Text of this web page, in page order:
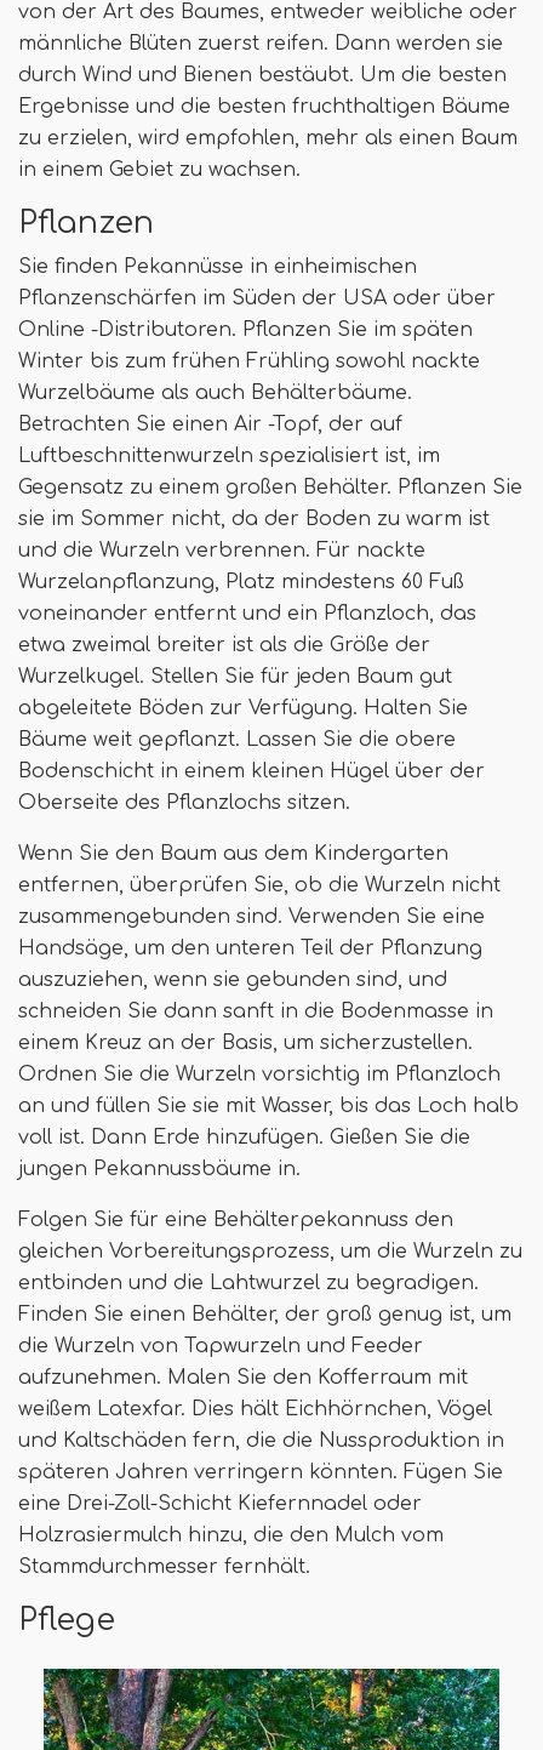
von der Art des Baumes, entweder weibliche oder
männliche Blüten zuerst reifen. Dann werden sie
durch Wind und Bienen bestäubt. Um die besten
Ergebnisse und die besten fruchthaltigen Bäume
zu erzielen, wird empfohlen, mehr als einen Baum
in einem Gebiet zu wachsen.
Pflanzen
Sie finden Pekannüsse in einheimischen
Pflanzenschärfen im Süden der USA oder über
Online -Distributoren. Pflanzen Sie im späten
Winter bis zum frühen Frühling sowohl nackte
Wurzelbäume als auch Behälterbäume.
Betrachten Sie einen Air -Topf, der auf
Luftbeschnittenwurzeln spezialisiert ist, im
Gegensatz zu einem großen Behälter. Pflanzen Sie
sie im Sommer nicht, da der Boden zu warm ist
und die Wurzeln verbrennen. Für nackte
Wurzelanpflanzung, Platz mindestens 60 Fuß
voneinander entfernt und ein Pflanzloch, das
etwa zweimal breiter ist als die Größe der
Wurzelkugel. Stellen Sie für jeden Baum gut
abgeleitete Böden zur Verfügung. Halten Sie
Bäume weit gepflanzt. Lassen Sie die obere
Bodenschicht in einem kleinen Hügel über der
Oberseite des Pflanzlochs sitzen.
Wenn Sie den Baum aus dem Kindergarten
entfernen, überprüfen Sie, ob die Wurzeln nicht
zusammengebunden sind. Verwenden Sie eine
Handsäge, um den unteren Teil der Pflanzung
auszuziehen, wenn sie gebunden sind, und
schneiden Sie dann sanft in die Bodenmasse in
einem Kreuz an der Basis, um sicherzustellen.
Ordnen Sie die Wurzeln vorsichtig im Pflanzloch
an und füllen Sie sie mit Wasser, bis das Loch halb
voll ist. Dann Erde hinzufügen. Gießen Sie die
jungen Pekannussbäume in.
Folgen Sie für eine Behälterpekannuss den
gleichen Vorbereitungsprozess, um die Wurzeln zu
entbinden und die Lahtwurzel zu begradigen.
Finden Sie einen Behälter, der groß genug ist, um
die Wurzeln von Tapwurzeln und Feeder
aufzunehmen. Malen Sie den Kofferraum mit
weißem Latexfar. Dies hält Eichhörnchen, Vögel
und Kaltschäden fern, die die Nussproduktion in
späteren Jahren verringern könnten. Fügen Sie
eine Drei-Zoll-Schicht Kiefernnadel oder
Holzrasiermulch hinzu, die den Mulch vom
Stammdurchmesser fernhält.
Pflege